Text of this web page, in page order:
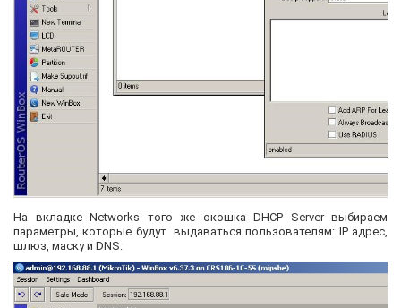
На вкладке Networks того же окошка DHCP Server выбираем
параметры, которые будут выдаваться пользователям: IP адрес,
шлюз, маску и DNS: